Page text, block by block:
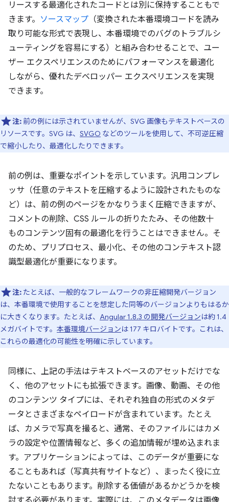
リースする最適化されたコードとは別に保持することもで
きます。 ソースマップ （変換された本番環境コードを読み
取り可能な形式で表現し、本番環境でのバグのトラブルシ
ューティングを容易にする）と組み合わせることで、ユー
ザー エクスペリエンスのためにパフォーマンスを最適化
しながら、優れたデベロッパー エクスペリエンスを実現
できます。
注: 前の例には示されていませんが、SVG 画像もテキストベースの
リソースです。SVG は、 SVGO などのツールを使用して、不可逆圧縮
で縮小したり、最適化したりできます。
前の例は、重要なポイントを示しています。汎用コンプレ
ッサ（任意のテキストを圧縮するように設計されたものな
ど）は、前の例のページをかなりうまく圧縮できますが、
コメントの削除、CSS ルールの折りたたみ、その他数十
ものコンテンツ固有の最適化を行うことはできません。そ
のため、プリプロセス、最小化、その他のコンテキスト認
識型最適化が重要になります。
注: たとえば、一般的なフレームワークの非圧縮開発バージョン
は、本番環境で使用することを想定した同等のバージョンよりもはるか
に大きくなります。たとえば、 Angular 1.8.3 の開発バージョンは約 1.4
メガバイトです。 本番環境バージョンは 177 キロバイトです。これは、
これらの最適化の可能性を明確に示しています。
同様に、上記の手法はテキストベースのアセットだけでな
く、他のアセットにも拡張できます。画像、動画、その他
のコンテンツ タイプには、それぞれ独自の形式のメタデ
ータとさまざまなペイロードが含まれています。たとえ
ば、カメラで写真を撮ると、通常、そのファイルにはカメ
ラの設定や位置情報など、多くの追加情報が埋め込まれま
す。アプリケーションによっては、このデータが重要にな
ることもあれば（写真共有サイトなど）、まったく役に立
たないこともあります。削除する価値があるかどうかを検